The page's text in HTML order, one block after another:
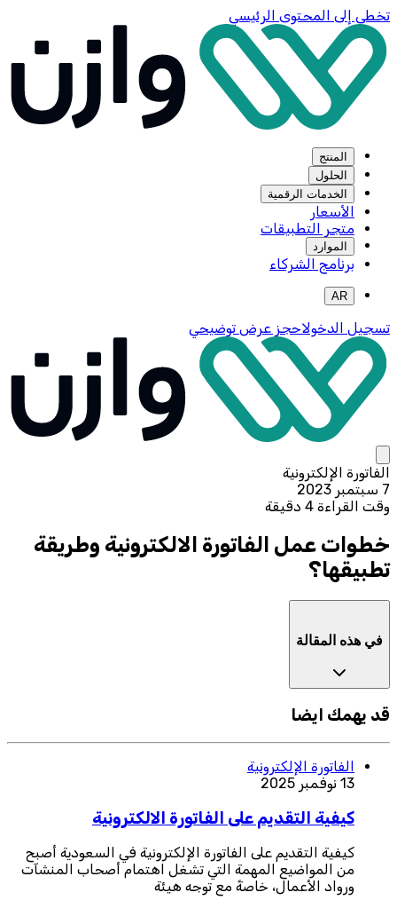
تخطي إلى المحتوى الرئيسي
المنتج
الحلول
الخدمات الرقمية
الأسعار
متجر التطبيقات
الموارد
برنامج الشركاء
AR
تسجيل الدخولاحجز عرض توضيحي
الفاتورة الإلكترونية
7 سبتمبر 2023
وقت القراءة 4 دقيقة
خطوات عمل الفاتورة الالكترونية وطريقة
تطبيقها؟
في هذه المقالة
قد يهمك ايضا
الفاتورة الإلكترونية
13 نوفمبر 2025
كيفية التقديم على الفاتورة الالكترونية
كيفية التقديم على الفاتورة الإلكترونية في السعودية أصبح
من المواضيع المهمة التي تشغل اهتمام أصحاب المنشآت
ورواد الأعمال، خاصةً مع توجه هيئة